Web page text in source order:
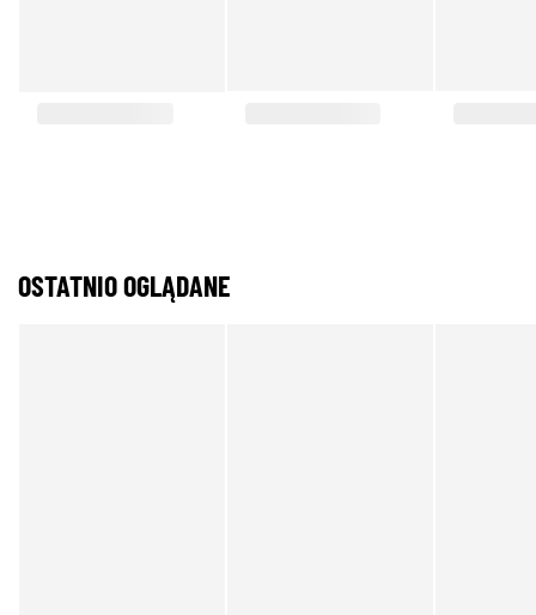
OSTATNIO OGLĄDANE